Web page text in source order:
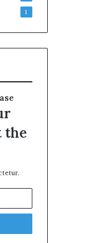
1
the